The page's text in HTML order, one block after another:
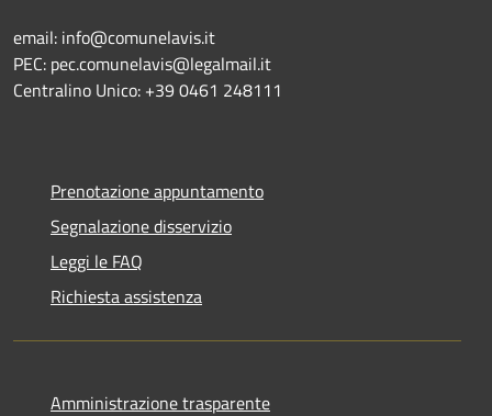
email: info@comunelavis.it
PEC: pec.comunelavis@legalmail.it
Centralino Unico: +39 0461 248111
Prenotazione appuntamento
Segnalazione disservizio
Leggi le FAQ
Richiesta assistenza
Amministrazione trasparente